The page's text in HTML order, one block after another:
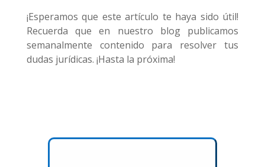
¡Esperamos que este artículo te haya sido útil!
Recuerda que en nuestro blog publicamos
semanalmente contenido para resolver tus
dudas jurídicas. ¡Hasta la próxima!